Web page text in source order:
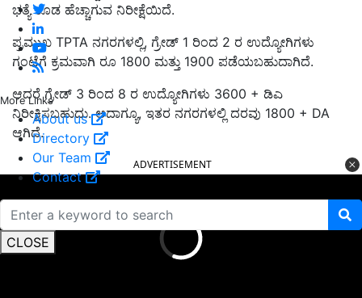
More Links
About us
Directory
Our Team
Contact
CLOSE
ಭತ್ಯೆ ಕೂಡ ಹೆಚ್ಚಾಗುವ ನಿರೀಕ್ಷೆಯಿದೆ.
ಪ್ರಮುಖ TPTA ನಗರಗಳಲ್ಲಿ, ಗ್ರೇಡ್ 1 ರಿಂದ 2 ರ ಉದ್ಯೋಗಿಗಳು
ಗಂಟೆಗೆ ಕ್ರಮವಾಗಿ ರೂ 1800 ಮತ್ತು 1900 ಪಡೆಯಬಹುದಾಗಿದೆ.
ಆದರೆ ಗ್ರೇಡ್ 3 ರಿಂದ 8 ರ ಉದ್ಯೋಗಿಗಳು 3600 + ಡಿಎ
ನಿರೀಕ್ಷಿಸಬಹುದು. ಆದಾಗ್ಯೂ, ಇತರ ನಗರಗಳಲ್ಲಿ ದರವು 1800 + DA
ಆಗಿದೆ.
ADVERTISEMENT